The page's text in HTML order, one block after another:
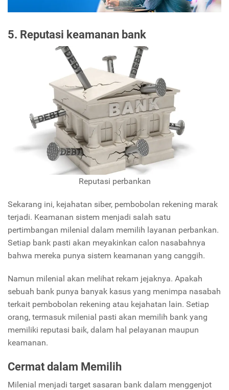
5. Reputasi keamanan bank
Reputasi perbankan
Sekarang ini, kejahatan siber, pembobolan rekening marak
terjadi. Keamanan sistem menjadi salah satu
pertimbangan milenial dalam memilih layanan perbankan.
Setiap bank pasti akan meyakinkan calon nasabahnya
bahwa mereka punya sistem keamanan yang canggih.
Namun milenial akan melihat rekam jejaknya. Apakah
sebuah bank punya banyak kasus yang menimpa nasabah
terkait pembobolan rekening atau kejahatan lain. Setiap
orang, termasuk milenial pasti akan memilih bank yang
memiliki reputasi baik, dalam hal pelayanan maupun
keamanan.
Cermat dalam Memilih
Milenial menjadi target sasaran bank dalam menggenjot